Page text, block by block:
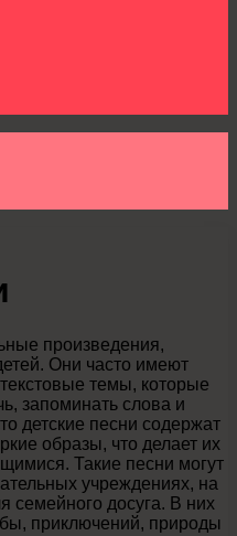
произведения,
Они часто имеют
темы, которые
запоминать слова и
детские песни содержат
образы, что делает их
Такие песни могут
учреждениях, на
семейного досуга. В них
приключений, природы